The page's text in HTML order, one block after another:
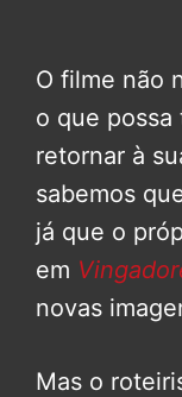
O filme não
o que
retornar à
sabemos
já que o
em
novas
Mas o